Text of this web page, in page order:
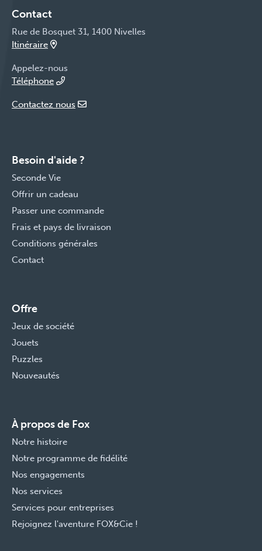
Contact
Rue de Bosquet 31, 1400 Nivelles
Itinéraire
Appelez-nous
Téléphone
Contactez nous
Besoin d'aide ?
Seconde Vie
Offrir un cadeau
Passer une commande
Frais et pays de livraison
Conditions générales
Contact
Offre
Jeux de société
Jouets
Puzzles
Nouveautés
À propos de Fox
Notre histoire
Notre programme de fidélité
Nos engagements
Nos services
Services pour entreprises
Rejoignez l'aventure FOX&Cie !